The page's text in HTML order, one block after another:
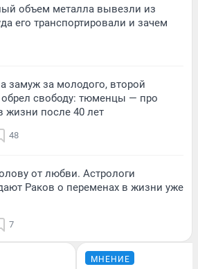
объем металла вывезли из
его транспортировали и зачем
замуж за молодого, второй
обрел свободу: тюменцы — про
жизни после 40 лет
48
от любви. Астрологи
Раков о переменах в жизни уже
7
МНЕНИЕ